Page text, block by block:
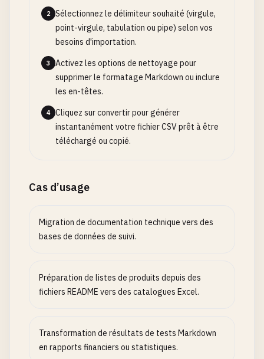
2
Sélectionnez le délimiteur souhaité (virgule,
point-virgule, tabulation ou pipe) selon vos
besoins d'importation.
3
Activez les options de nettoyage pour
supprimer le formatage Markdown ou inclure
les en-têtes.
4
Cliquez sur convertir pour générer
instantanément votre fichier CSV prêt à être
téléchargé ou copié.
Cas d’usage
Migration de documentation technique vers des
bases de données de suivi.
Préparation de listes de produits depuis des
fichiers README vers des catalogues Excel.
Transformation de résultats de tests Markdown
en rapports financiers ou statistiques.